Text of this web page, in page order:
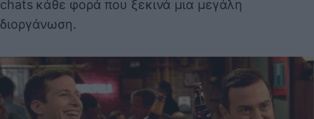
chats κάθε φορά που ξεκινά μια μεγάλη
διοργάνωση.